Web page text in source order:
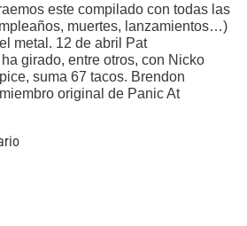
este compilado con todas las
muertes, lanzamientos…)
metal. 12 de abril Pat
girado, entre otros, con Nicko
suma 67 tacos. Brendon
original de Panic At